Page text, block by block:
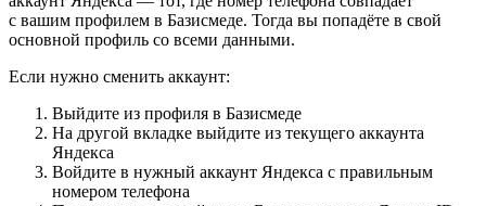
с вашим профилем в Базисмеде. Тогда вы попадёте в свой
основной профиль со всеми данными.
Если нужно сменить аккаунт:
Выйдите из профиля в Базисмеде
На другой вкладке выйдите из текущего аккаунта
Яндекса
Войдите в нужный аккаунт Яндекса с правильным
номером телефона